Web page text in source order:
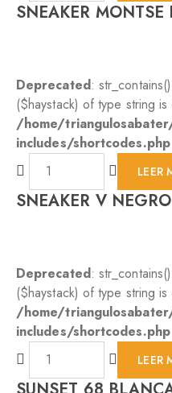
SNEAKER
Deprecated:
($haystack) of type string
/home/
includes/shortcodes.php
LEER
SNEAKER V NEGRO
Deprecated:
($haystack) of type string
/home/
includes/shortcodes.php
LEER